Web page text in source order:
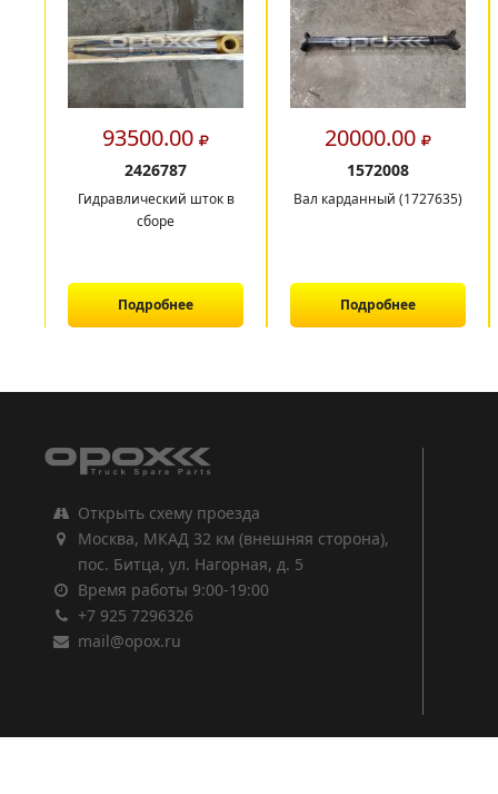
93500.00
2426787
Гидравлический шток в
сборе
Подробнее
20000.00
1572008
Вал карданный (1727635)
Подробнее
Открыть схему проезда
Москва, МКАД 32 км (внешняя сторона),
пос. Битца, ул. Нагорная, д. 5
Время работы 9:00-19:00
+7 925 7296326
mail@opox.ru